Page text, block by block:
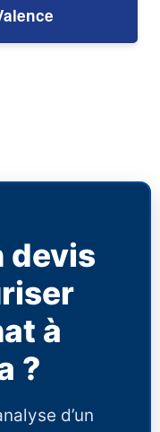
devis
à
?
d’un